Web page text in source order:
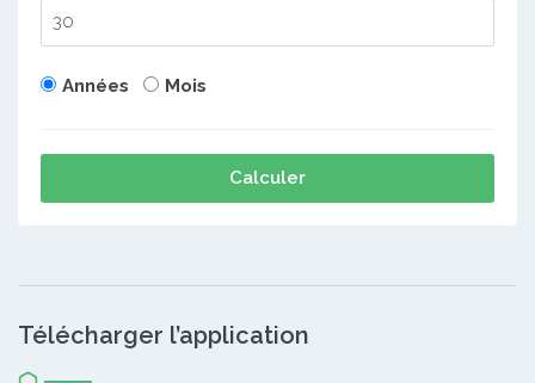
Années Mois
Calculer
Télécharger l’application